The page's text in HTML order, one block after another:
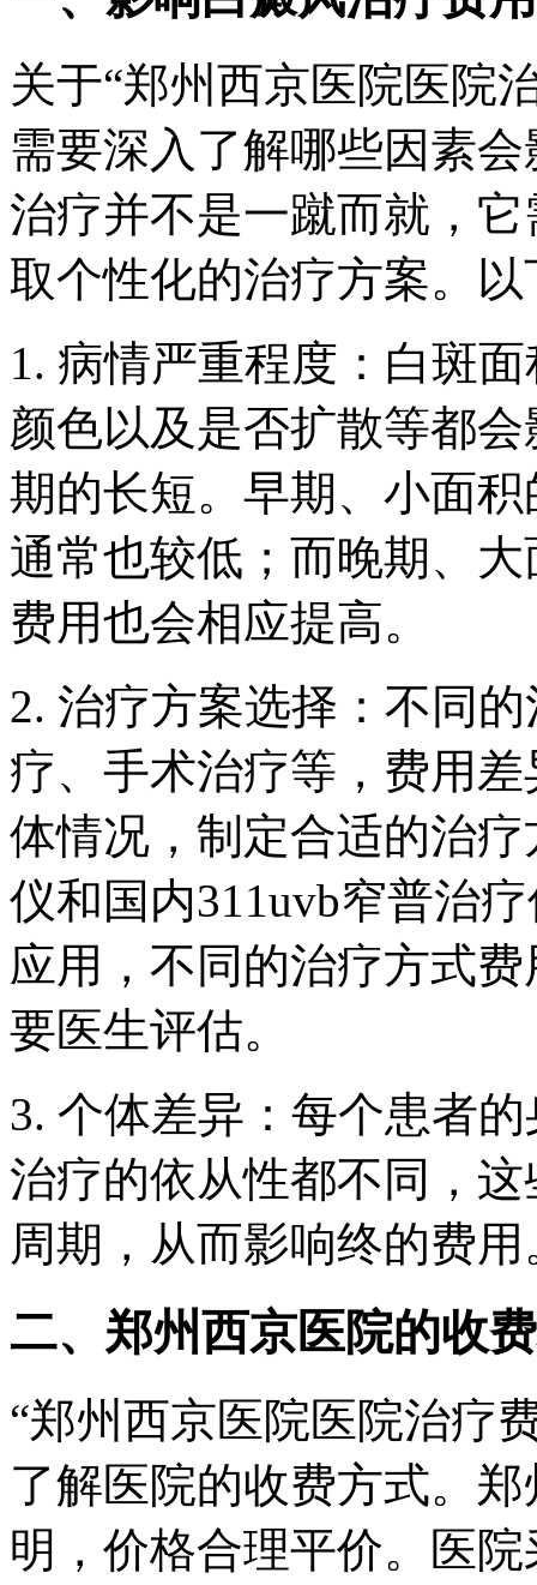
关于“郑州西京医院医院
需要深入了解哪些因素
治疗并不是一蹴而就，
取个性化的治疗方案。
1. 病情严重程度：白斑
颜色以及是否扩散等都
期的长短。早期、小面
通常也较低；而晚期、
费用也会相应提高。
2. 治疗方案选择：不同
疗、手术治疗等，费用
体情况，制定合适的治
仪和国内311uvb窄普治
应用，不同的治疗方式
要医生评估。
3. 个体差异：每个患者
治疗的依从性都不同，
周期，从而影响终的费用
二、郑州西京医院的收
“郑州西京医院医院治疗
了解医院的收费方式。
明，价格合理平价。医